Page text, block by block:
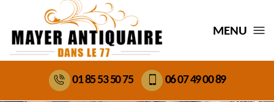
MENU
01 85 53 50 75 06 07 49 00 89